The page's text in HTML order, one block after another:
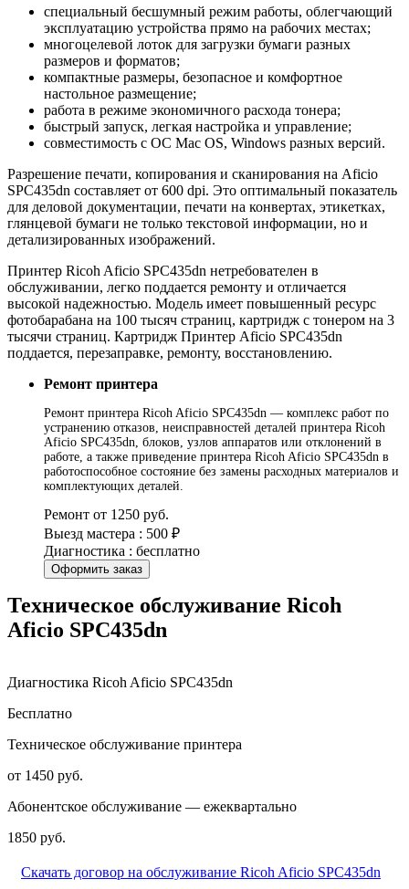
специальный бесшумный режим работы, облегчающий
эксплуатацию устройства прямо на рабочих местах;
многоцелевой лоток для загрузки бумаги разных
размеров и форматов;
компактные размеры, безопасное и комфортное
настольное размещение;
работа в режиме экономичного расхода тонера;
быстрый запуск, легкая настройка и управление;
совместимость с ОС Mac OS, Windows разных версий.
Разрешение печати, копирования и сканирования на Aficio
SPC435dn составляет от 600 dpi. Это оптимальный показатель
для деловой документации, печати на конвертах, этикетках,
глянцевой бумаги не только текстовой информации, но и
детализированных изображений.
Принтер Ricoh Aficio SPC435dn нетребователен в
обслуживании, легко поддается ремонту и отличается
высокой надежностью. Модель имеет повышенный ресурс
фотобарабана на 100 тысяч страниц, картридж с тонером на 3
тысячи страниц. Картридж Принтер Aficio SPC435dn
поддается, перезаправке, ремонту, восстановлению.
Ремонт принтера
Ремонт принтера Ricoh Aficio SPC435dn — комплекс работ по
устранению отказов, неисправностей деталей принтера Ricoh
Aficio SPC435dn, блоков, узлов аппаратов или отклонений в
работе, а также приведение принтера Ricoh Aficio SPC435dn в
работоспособное состояние без замены расходных материалов и
комплектующих деталей.
Ремонт от 1250 руб.
Выезд мастера : 500 ₽
Диагностика : бесплатно
Оформить заказ
Техническое обслуживание Ricoh
Aficio SPC435dn
Диагностика Ricoh Aficio SPC435dn
Бесплатно
Техническое обслуживание принтера
от 1450 руб.
Абонентское обслуживание — ежеквартально
1850 руб.
Скачать договор на обслуживание Ricoh Aficio SPC435dn